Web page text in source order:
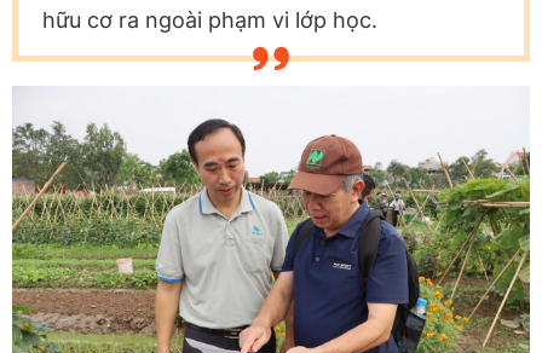
hữu cơ ra ngoài phạm vi lớp học.